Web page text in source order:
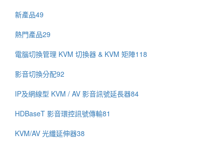
新產品49
熱門產品29
電腦切換管理 KVM 切換器 & KVM 矩陣118
影音切換分配92
IP及網線型 KVM / AV 影音訊號延長器84
HDBaseT 影音環控訊號傳輸81
KVM/AV 光纖延伸器38